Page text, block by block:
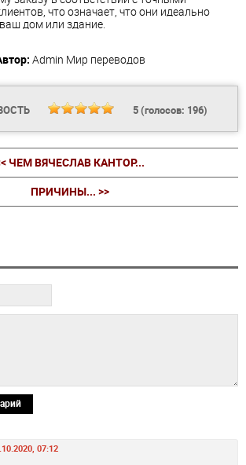
что означает, что они идеально
дом или здание.
Admin Мир переводов
5(голосов: 196)
ЧЕМ ВЯЧЕСЛАВ КАНТОР...
ПРИЧИНЫ... >>
07:12